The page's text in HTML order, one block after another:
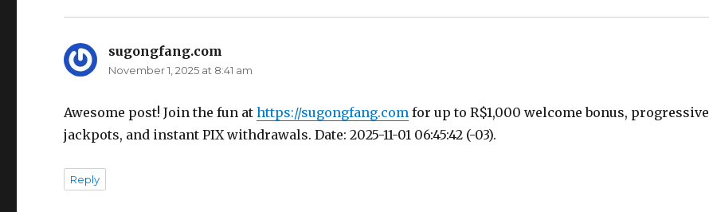
sugongfang.com
November 1, 2025 at 8:41 am
Awesome post! Join the fun athttps://sugongfang.com for up to R$1,000 welcome bonus, progressive
jackpots, and instant PIX withdrawals. Date: 2025-11-01 06:45:42 (-03).
Reply